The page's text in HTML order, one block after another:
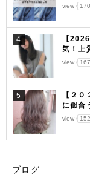
view
4
【
気！上
view
5
【２
に似合
view
ブログ